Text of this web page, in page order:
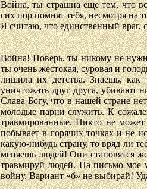
Война, ты страшна еще тем, что
сих пор помнят тебя, несмотря на
Я считаю, что единственный враг,
Война! Поверь, ты никому не
ты очень жестокая, суровая и
лишила их детства. Знаешь, как
уничтожать друг друга, убивают
Слава Богу, что в нашей стране
молодые парни служить. К
травмированные. Никто не может
побывает в горячих точках и не
какую-нибудь страну, то вряд ли
меняешь людей! Они становятся
травмируй людей. На письмо мое
войну. Вариант «б» не выбирай!